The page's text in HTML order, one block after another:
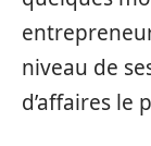
niveau de
d’affaires le